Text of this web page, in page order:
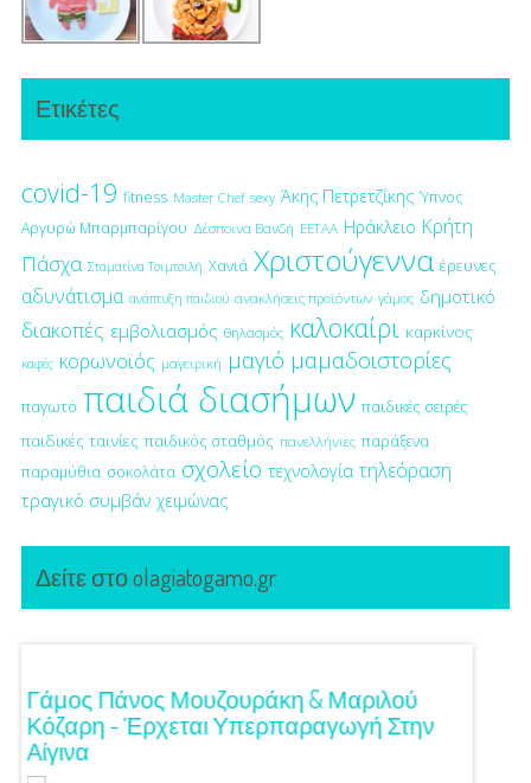
Ετικέτες
covid-19 fitness Master Chef sexy Άκης Πετρετζίκης Ύπνος
Αργυρώ Μπαρμπαρίγου Δέσποινα Βανδή ΕΕΤΑΑ Ηράκλειο Κρήτη
Πάσχα Σταματίνα Τσιμτσιλή Χανιά Χριστούγεννα έρευνες
αδυνάτισμα ανάπτυξη παιδιού ανακλήσεις προϊόντων γάμος δημοτικό
διακοπές εμβολιασμός θηλασμός καλοκαίρι καρκίνος
καφές κορωνοϊός μαγειρική μαγιό μαμαδοιστορίες
παγωτό παιδιά διασήμων παιδικές σειρές
παιδικές ταινίες παιδικός σταθμός πανελλήνιες παράξενα
παραμύθια σοκολάτα σχολείο τεχνολογία τηλεόραση
τραγικό συμβάν χειμώνας
Δείτε στο olagiatogamo.gr
Γάμος Πάνος Μουζουράκη & Μαριλού
Κόζαρη - Έρχεται Υπερπαραγωγή Στην
Αίγινα